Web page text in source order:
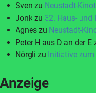
Sven zu Neustadt-
Jonk zu 32. Haus- und
Agnes zu Neustadt-
Peter H aus D an der E
Nörgli zu Initiative zum
Anzeige